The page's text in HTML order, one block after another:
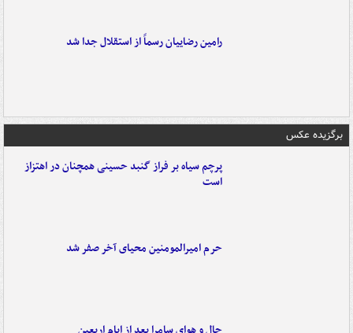
رامین رضاییان رسماً از استقلال جدا شد
برگزیده عکس
پرچم سیاه بر فراز گنبد حسینی همچنان در اهتزاز
است
حرم امیرالمومنین محیای آخر صفر شد